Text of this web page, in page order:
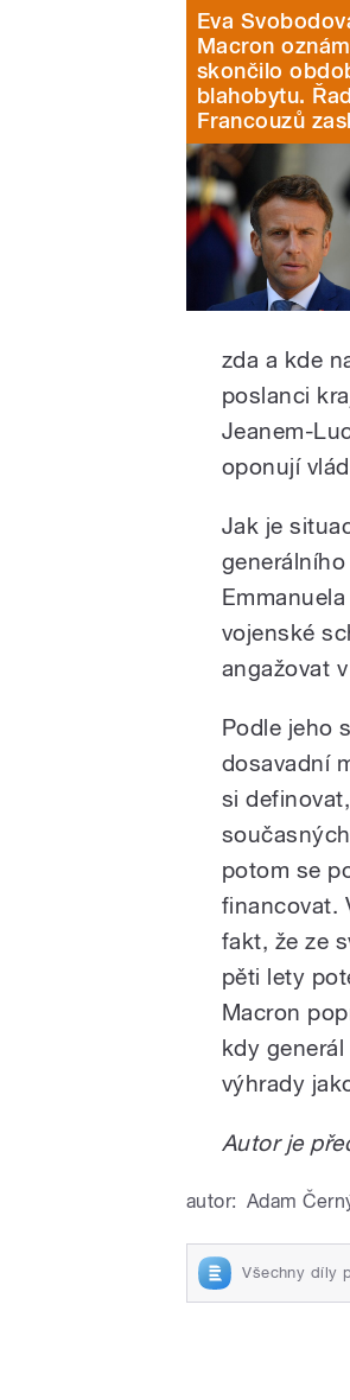
Eva
Macron
skončilo
blahobytu.
Francouzů
zda a kde
poslanci
Jeanem-
oponují
Jak je
vojenské
angažovat
Podle jeho
dosavadní
si
potom se
financovat.
fakt, že ze
pěti lety
Macron
kdy
výhrady
Autor je
autor: Adam
Všechny díly